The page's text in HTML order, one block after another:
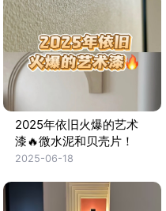
2025年依旧火爆的艺术
漆🔥微水泥和贝壳片！
2025-06-18